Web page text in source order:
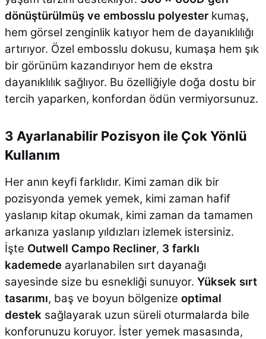
dönüştürülmüş ve embosslu polyesterkumaş,
hem görsel zenginlik katıyor hem de dayanıklılığı
artırıyor. Özel embosslu dokusu, kumaşa hem şık
bir görünüm kazandırıyor hem de ekstra
dayanıklılık sağlıyor. Bu özelliğiyle doğa dostu bir
tercih yaparken, konfordan ödün vermiyorsunuz.
3 Ayarlanabilir Pozisyon ile Çok Yönlü
Kullanım
Her anın keyfi farklıdır. Kimi zaman dik bir
pozisyonda yemek yemek, kimi zaman hafif
yaslanıp kitap okumak, kimi zaman da tamamen
arkanıza yaslanıp yıldızları izlemek istersiniz.
İşte Outwell Campo Recliner, 3 farklı
kademedeayarlanabilen sırt dayanağı
sayesinde size bu esnekliği sunuyor. Yüksek sırt
tasarımı, baş ve boyun bölgenize optimal
desteksağlayarak uzun süreli oturmalarda bile
konforunuzu koruyor. İster yemek masasında,